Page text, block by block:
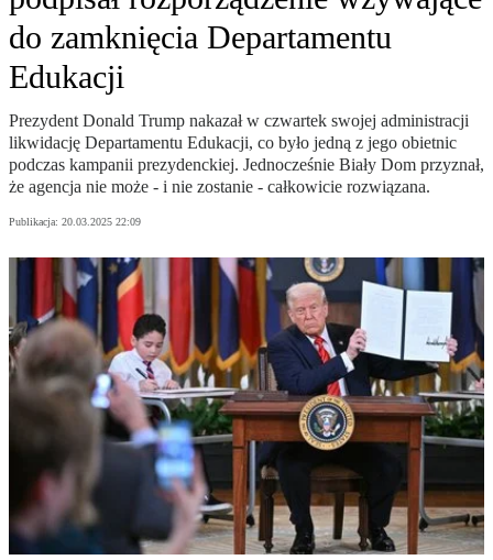
do zamknięcia Departamentu
Edukacji
Prezydent Donald Trump nakazał w czwartek swojej administracji
likwidację Departamentu Edukacji, co było jedną z jego obietnic
podczas kampanii prezydenckiej. Jednocześnie Biały Dom przyznał,
że agencja nie może - i nie zostanie - całkowicie rozwiązana.
Publikacja: 20.03.2025 22:09